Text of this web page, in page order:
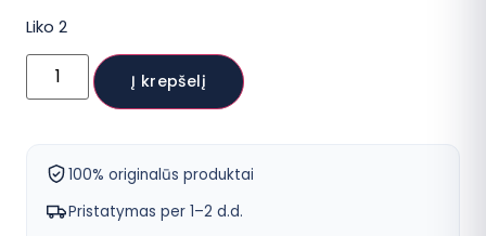
Liko 2
produkto
kiekis:
COSRX
Moisturizing
Mist
veido
dulksna
Į krepšelį
100% originalūs produktai
Pristatymas per 1–2 d.d.